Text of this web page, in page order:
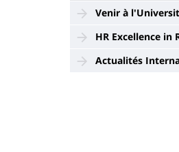
Venir à
HR Excellence in
Actualités